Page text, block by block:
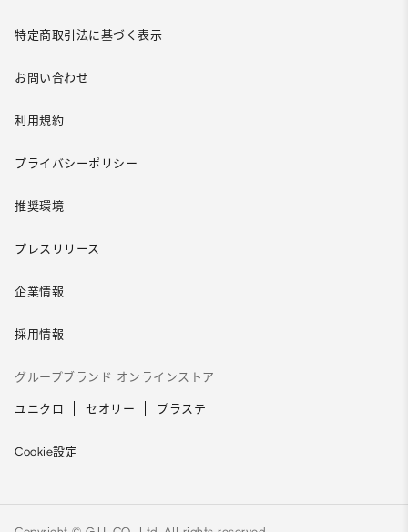
特定商取引法に基づく表示
お問い合わせ
利用規約
プライバシーポリシー
推奨環境
プレスリリース
企業情報
採用情報
グループブランド オンラインストア
ユニクロ セオリー プラステ
Cookie設定